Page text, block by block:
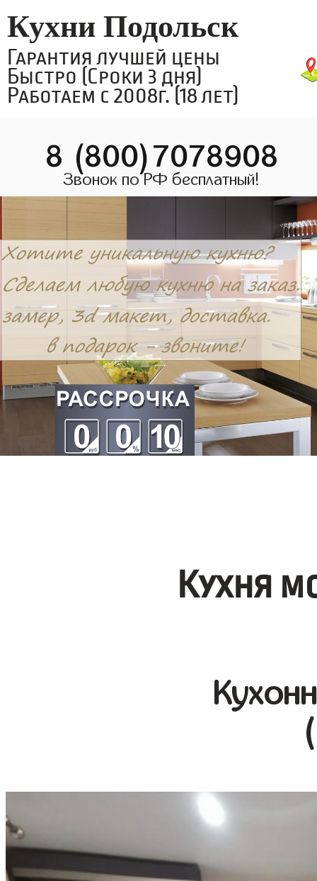
Кухни Подольск
Гарантия лучшей цены
Быстро (Сроки 3 дня)
Работаем с 2008г. (18 лет)
8 (800)7078908
Звонок по РФ бесплатный!
Кухня